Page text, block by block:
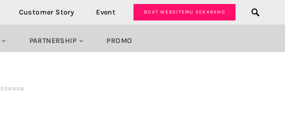
Customer Story Event BUAT WEBSITEMU SEKARANG
PARTNERSHIP PROMO